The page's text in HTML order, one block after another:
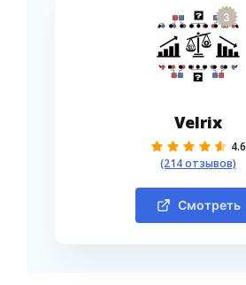
3
Velrix
4.6
(214 отзывов)
Смотреть